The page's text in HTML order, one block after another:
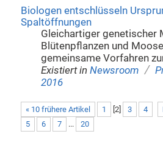
Biologen entschlüsseln
Spaltöffnungen
Gleichartiger genetischer
Blütenpflanzen und
gemeinsame Vorfahren
Existiert in Newsroom /
2016
« 10 frühere Artikel 1 2] 3
4
5
6 7 ... 20